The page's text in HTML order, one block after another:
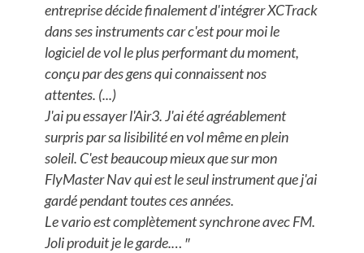
entreprise décide finalement d'intégrer XCTrack
dans ses instruments car c'est pour moi le
logiciel de vol le plus performant du moment,
conçu par des gens qui connaissent nos
attentes. (...)
J'ai pu essayer l'Air3. J'ai été agréablement
surpris par sa lisibilité en vol même en plein
soleil. C'est beaucoup mieux que sur mon
FlyMaster Nav qui est le seul instrument que j'ai
gardé pendant toutes ces années.
Le vario est complètement synchrone avec FM.
Joli produit je le garde.… ″